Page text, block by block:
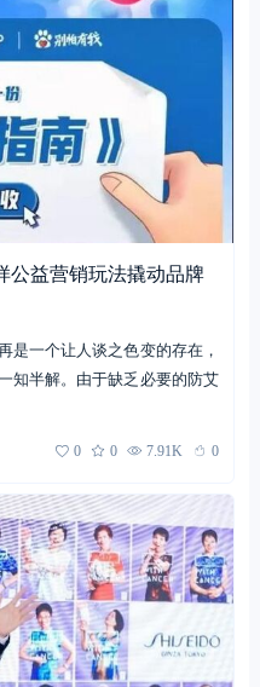
公益营销玩法撬动品牌
是一个让人谈之色变的存在，
知半解。由于缺乏必要的防艾
0 0 7.91K 0